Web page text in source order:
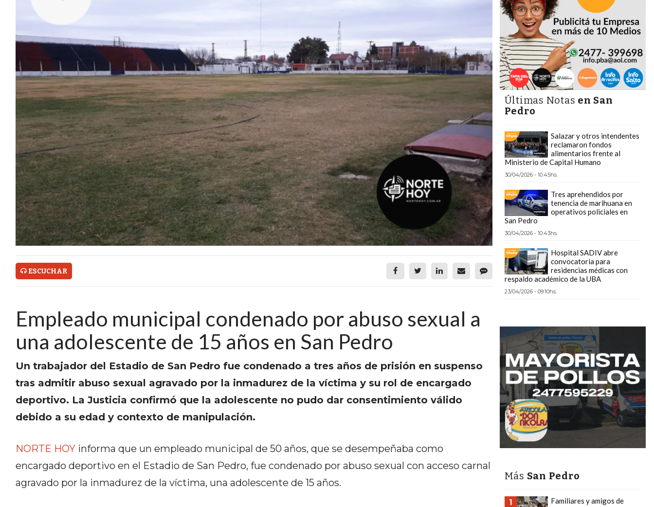
ULTIMAS NOTICIAS
SERVICIOS
HORÓSCOPO
QUÉ ES
CHANGUITO.COM.AR Y CÓMO
FUNCIONA: CREAR TIENDAS
ONLINE CON PEDIDOS POR
WHATSAPP
TIENDA ONLINE GRATIS EN
CHANGUITO.COM.AR VS OTRAS
WHATSAPP
CÓMO RECIBIR PEDIDOS
LA GUÍA DEFINITIVA PARA
RESTAURANTES Y DELIVERIES
CÓMO ORGANIZAR LOS
WHATSAPP SIN QUE SE TE
PIERDA NINGUNO
ESCUCHAR
Empleado municipal condenado por abuso sexual a
una adolescente de 15 años en San Pedro
Un trabajador del Estadio de San Pedro fue condenado a tres años de prisión en suspenso
tras admitir abuso sexual agravado por la inmadurez de la víctima y su rol de encargado
deportivo. La Justicia confirmó que la adolescente no pudo dar consentimiento válido
debido a su edad y contexto de manipulación.
NORTE HOYinforma que un empleado municipal de 50 años, que se desempeñaba como
encargado deportivo en el Estadio de San Pedro, fue condenado por abuso sexual con acceso carnal
agravado por la inmadurez de la víctima, una adolescente de 15 años.
Últimas Notas en San
Pedro
Salazar y otros intendentes
reclamaron fondos
alimentarios frente al
Ministerio de Capital Humano
30/04/2026 - 10:45hs.
Tres aprehendidos por
tenencia de marihuana en
operativos policiales en
San Pedro
30/04/2026 - 10:43hs.
Hospital SADIV abre
convocatoria para
residencias médicas con
respaldo académico de la UBA
23/04/2026 - 09:10hs.
Más San Pedro
1
Familiares y amigos de